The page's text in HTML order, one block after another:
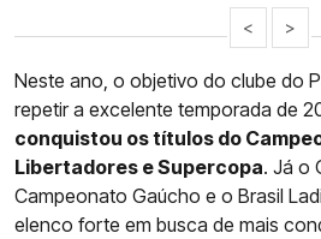
< >
Neste ano, o objetivo do clube do
repetir a excelente temporada de
conquistou os títulos do
Libertadores e Supercopa. Já o
Campeonato Gaúcho e o Brasil
elenco forte em busca de mais